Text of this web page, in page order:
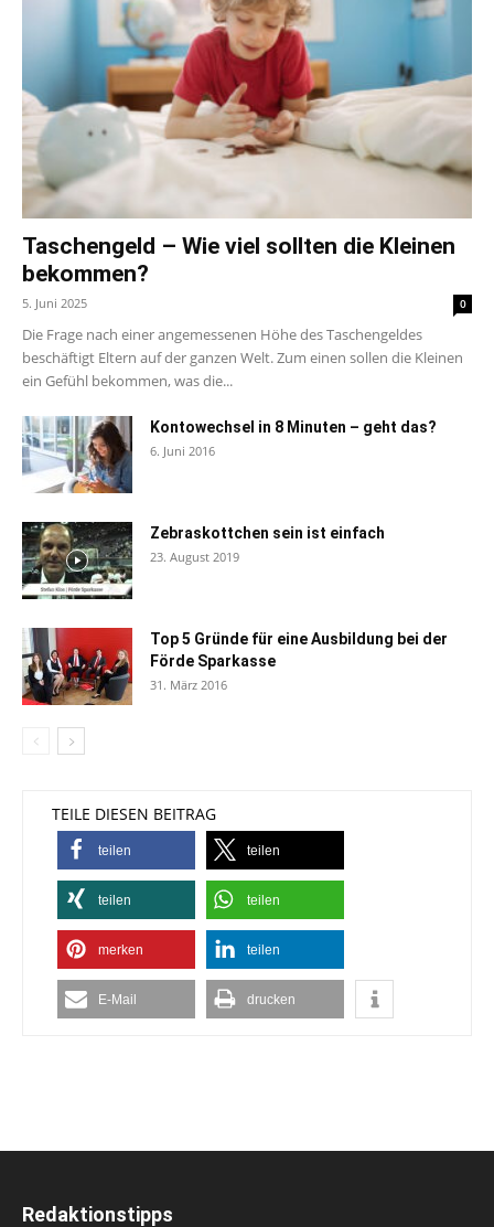
Taschengeld – Wie viel sollten die Kleinen
bekommen?
5. Juni 2025 0
Die Frage nach einer angemessenen Höhe des Taschengeldes
beschäftigt Eltern auf der ganzen Welt. Zum einen sollen die Kleinen
ein Gefühl bekommen, was die...
Kontowechsel in 8 Minuten – geht das?
6. Juni 2016
Zebraskottchen sein ist einfach
23. August 2019
Top 5 Gründe für eine Ausbildung bei der
Förde Sparkasse
31. März 2016
TEILE DIESEN BEITRAG
teilen teilen
teilen teilen
merken teilen
E-Mail drucken
Redaktionstipps